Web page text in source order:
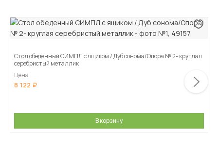
Стол обеденный СИМПЛ с ящиком / Дуб сонома/Опора № 2- круглая
серебристый металлик
Цена
8 122
В корзину